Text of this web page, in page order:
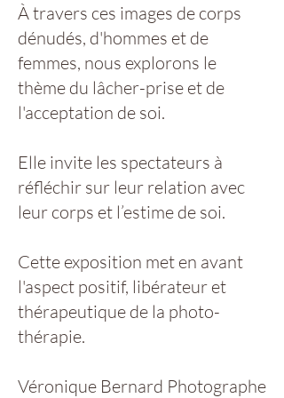
À travers ces images de corps
dénudés, d'hommes et de
femmes, nous explorons le
thème du lâcher-prise et de
l'acceptation de soi.
Elle invite les spectateurs à
réfléchir sur leur relation avec
leur corps et l’estime de soi.
Cette exposition met en avant
l'aspect positif, libérateur et
thérapeutique de la photo-
thérapie.
Véronique Bernard Photographe